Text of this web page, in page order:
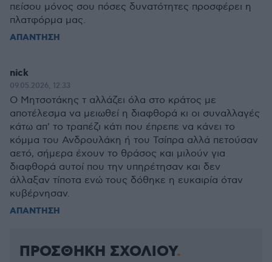
πείσου μόνος σου πόσες δυνατότητες προσφέρει η
πλατφόρμα μας.
ΑΠΑΝΤΗΣΗ
nick
09.05.2026, 12:33
Ο Μητσοτάκης τ αλλάζει όλα στο κράτος με
αποτέλεσμα να μειωθεί η διαφθορά κι οι συναλλαγές
κάτω απ' το τραπέζι κάτι που έπρεπε να κάνει το
κόμμα του Ανδρουλάκη ή του Τσίπρα αλλά πετούσαν
αετό, σήμερα έχουν το θράσος και μιλούν για
διαφθορά αυτοί που την υπηρέτησαν και δεν
άλλαξαν τίποτα ενώ τους δόθηκε η ευκαιρία όταν
κυβέρνησαν.
ΑΠΑΝΤΗΣΗ
ΠΡΟΣΘΗΚΗ ΣΧΟΛΙΟΥ